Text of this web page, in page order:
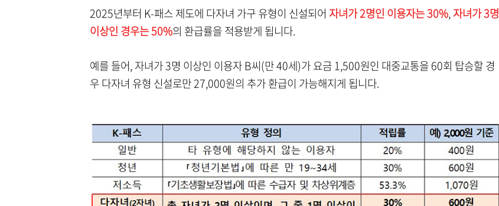
2025년부터 K-패스 제도에 다자녀 가구 유형이 신설되어 자녀가 2명인 이용자는 30%,자녀가 3명
이상인 경우는 50%의 환급률을 적용받게 됩니다.
예를 들어, 자녀가 3명 이상인 이용자 B씨(만 40세)가 요금 1,500원인 대중교통을 60회 탑승할 경
우 다자녀 유형 신설로만 27,000원의 추가 환급이 가능해지게 됩니다.